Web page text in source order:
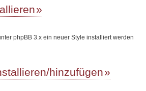
phpBB 3.x ein neuer Style installiert werden
hinzufügen